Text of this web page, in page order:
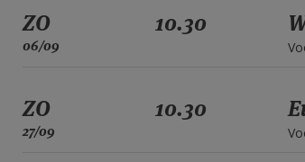
ZO
06/09
10.30
ZO
27/09
10.30